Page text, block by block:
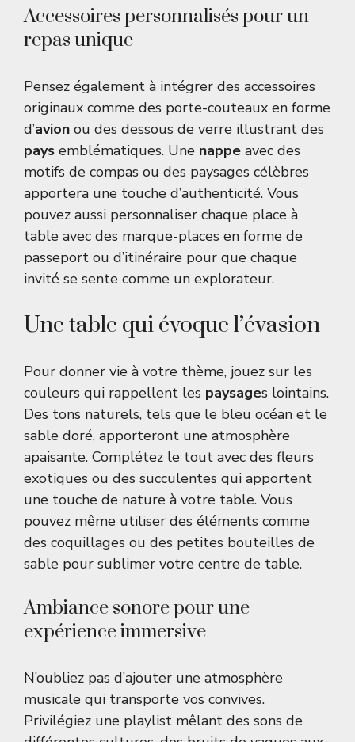
Accessoires personnalisés pour un
repas unique
Pensez également à intégrer des accessoires
originaux comme des porte-couteaux en forme
d’avion ou des dessous de verre illustrant des
pays emblématiques. Une nappe avec des
motifs de compas ou des paysages célèbres
apportera une touche d’authenticité. Vous
pouvez aussi personnaliser chaque place à
table avec des marque-places en forme de
passeport ou d’itinéraire pour que chaque
invité se sente comme un explorateur.
Une table qui évoque l’évasion
Pour donner vie à votre thème, jouez sur les
couleurs qui rappellent les paysages lointains.
Des tons naturels, tels que le bleu océan et le
sable doré, apporteront une atmosphère
apaisante. Complétez le tout avec des fleurs
exotiques ou des succulentes qui apportent
une touche de nature à votre table. Vous
pouvez même utiliser des éléments comme
des coquillages ou des petites bouteilles de
sable pour sublimer votre centre de table.
Ambiance sonore pour une
expérience immersive
N’oubliez pas d’ajouter une atmosphère
musicale qui transporte vos convives.
Privilégiez une playlist mêlant des sons de